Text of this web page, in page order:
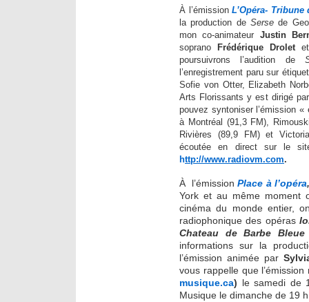
À l’émissionL’Opéra-
la production deSerse de
mon co-animateur Justin
soprano
Frédérique Droletet
poursuivrons l’audition de
l’enregistrement paru sur
Sofie von Otter, Elizabeth
Arts Florissants y est dirigé
pouvez syntoniser l’émission
à Montréal (91,3 FM),
Rivières (89,9 FM) et
écoutée en direct sur le
http://www.radiovm.com.
À l’émissionPlace à l’opéra
York et au même moment
cinéma du monde entier,
radiophonique des opéras
Chateau de Barbe Bleue
informations sur la
l’émission animée par
vous rappelle que l’émission
musique.ca) le samedi de
Musique le dimanche de 19